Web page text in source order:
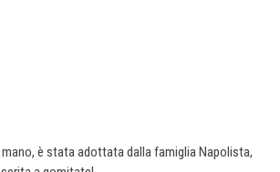
è stata adottata dalla famiglia Napolista,